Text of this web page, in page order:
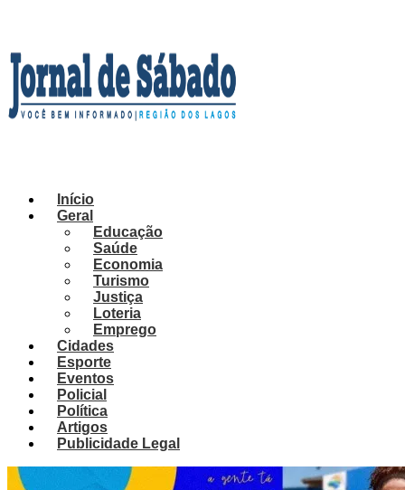
conteúdo
Início
Geral
Educação
Saúde
Economia
Turismo
Justiça
Loteria
Emprego
Cidades
Esporte
Eventos
Policial
Política
Artigos
Publicidade Legal